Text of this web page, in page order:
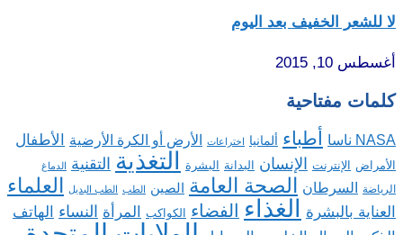
لا للشعر الخفيف بعد اليوم
أغسطس 10, 2015
كلمات مفتاحية
NASA ناسا أطباء ألمانيا اختراعات الأرض أو الكرة الأرضية الأطفال
الأمراض الإنترنت الإنسان البدانة البشرة التغذية التقنية الدماغ
الرياضة السرطان الصحة العامة الصين الطب الطب البديل العلماء
العناية بالبشرة الغذاء الفضاء الكواكب المرأة النساء
الهاتف